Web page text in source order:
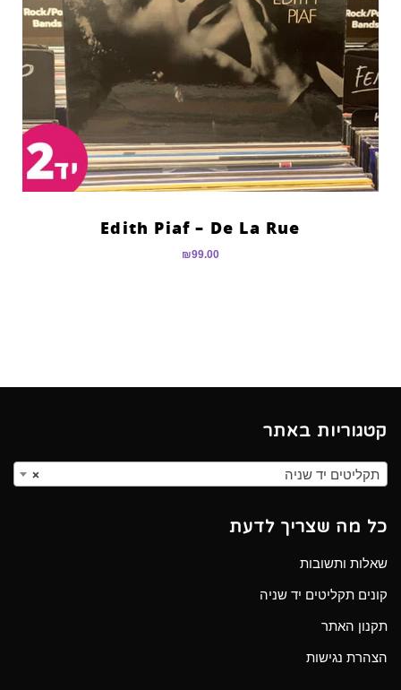
Edith Piaf – De La Rue
₪99.00
קטגוריות באתר
× תקליטים יד שניה
כל מה שצריך לדעת
שאלות ותשובות
קונים תקליטים יד שניה
תקנון האתר
הצהרת נגישות